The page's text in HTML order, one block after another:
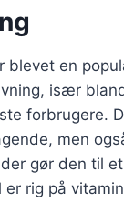
blevet en
især
forbrugere.
men
gør den til
er rig på